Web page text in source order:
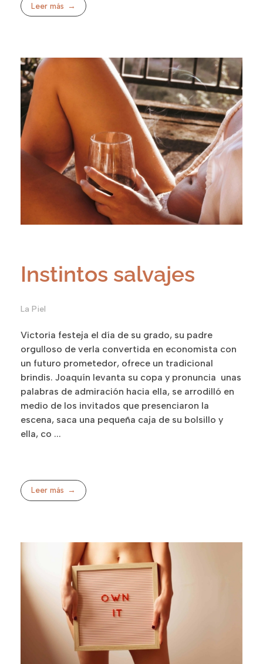
Leer más
Instintos salvajes
La Piel
Victoria festeja el día de su grado, su padre
orgulloso de verla convertida en economista con
un futuro prometedor, ofrece un tradicional
brindis. Joaquín levanta su copa y pronuncia unas
palabras de admiración hacia ella, se arrodilló en
medio de los invitados que presenciaron la
escena, saca una pequeña caja de su bolsillo y
ella, co ...
Leer más